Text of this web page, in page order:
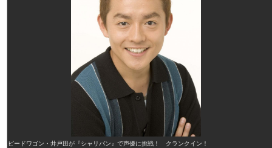
スピードワゴン・井戸田が『シャリバン』で声優に挑戦！ クランクイン！